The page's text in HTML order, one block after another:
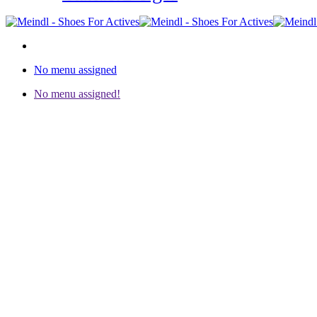
No menu assigned
No menu assigned!